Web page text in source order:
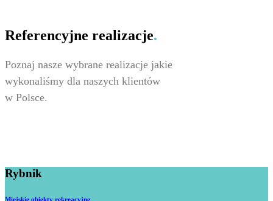
Referencyjne realizacje.
Poznaj nasze wybrane realizacje jakie
wykonaliśmy dla naszych klientów
w Polsce.
Rybnik
Miejskie obiekty rekreacyjne